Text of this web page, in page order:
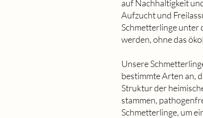
auf Nachhaltigkeit
Aufzucht und
Schmetterlinge unter
werden, ohne das
Unsere
bestimmte Arten an,
Struktur der
stammen,
Schmetterlinge, um